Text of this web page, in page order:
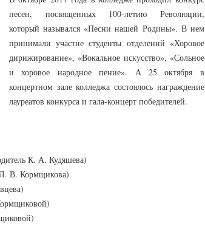
песен, посвященных 100-летию Революции,
который назывался «Песни нашей Родины». В нем
принимали участие студенты отделений «Хоровое
дирижирование», «Вокальное искусство», «Сольное
и хоровое народное пение». А 25 октября в
концертном зале колледжа состоялось награждение
лауреатов конкурса и гала-концерт победителей.
К. А. Кудяшева)
В. Кормщикова)